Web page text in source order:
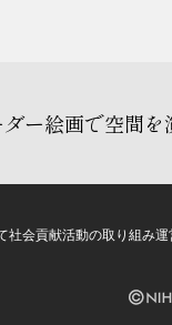
ー絵画で空間を
社会貢献活動の取り組み運